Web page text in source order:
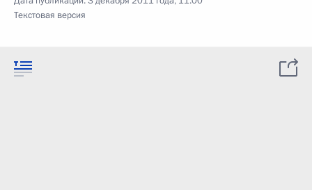
Текстовая версия